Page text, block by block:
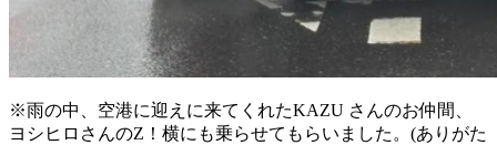
※雨の中、空港に迎えに来てくれたKAZU さんのお仲間、
ヨシヒロさんのZ！横にも乗らせてもらいました。(ありがた